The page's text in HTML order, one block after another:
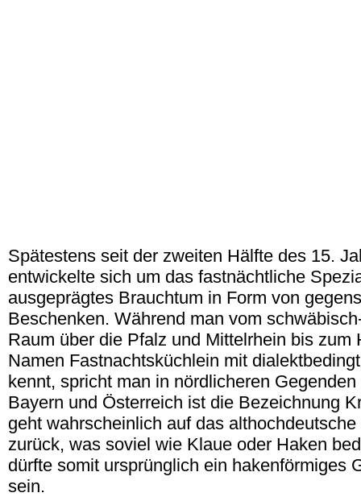
Spätestens seit der zweiten Hälfte des 15.
entwickelte sich um das fastnächtliche
ausgeprägtes Brauchtum in Form von
Beschenken. Während man vom
Raum über die Pfalz und Mittelrhein bis zum
Namen Fastnachtsküchlein mit
kennt, spricht man in nördlicheren
Bayern und Österreich ist die Bezeichnung
geht wahrscheinlich auf das
zurück, was soviel wie Klaue oder Haken
dürfte somit ursprünglich ein hakenförmiges
sein.